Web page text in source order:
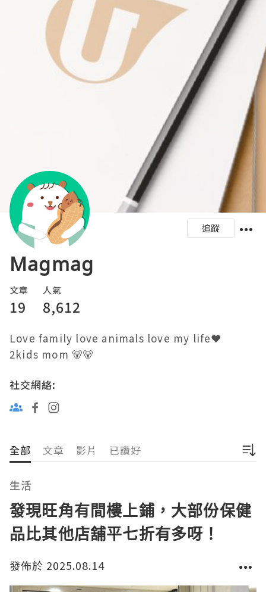
追蹤
Magmag
文章
19
人氣
8,612
Love family love animals love my life❤️
2kids mom 🐻🐻
社交網絡:
全部 文章 影片 已讚好
生活
發現旺角有間樓上鋪，大部份保健
品比其他店舖平七折有多呀！
發佈於 2025.08.14